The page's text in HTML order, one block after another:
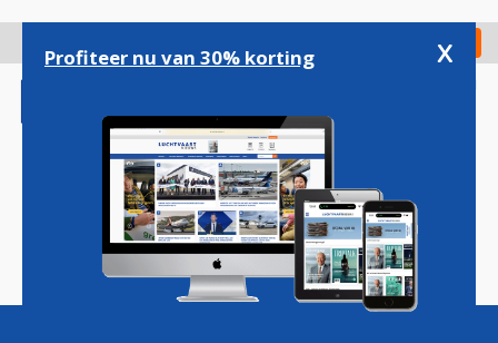
gaan
Check in
Magazine Podcasts Vacatures
Profiteer nu van 30% korting x